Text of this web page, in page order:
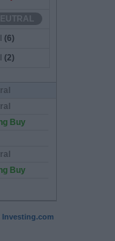
Investing.com